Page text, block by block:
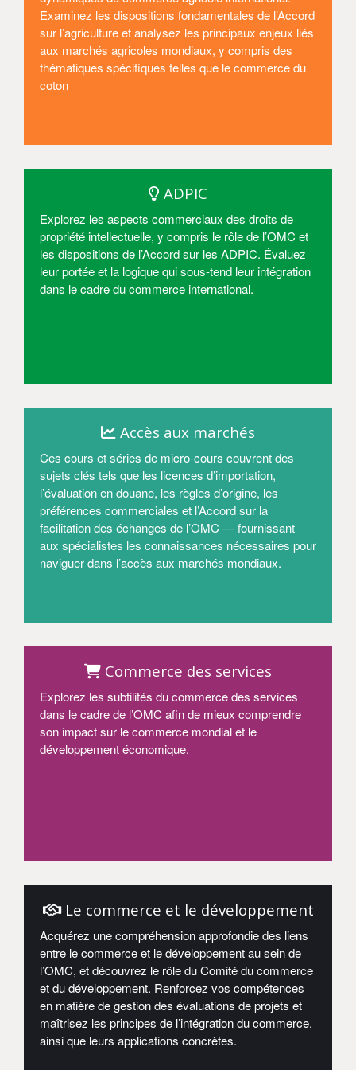
Examinez les dispositions fondamentales de l’Accord
sur l’agriculture et analysez les principaux enjeux liés
aux marchés agricoles mondiaux, y compris des
thématiques spécifiques telles que le commerce du
coton
ADPIC
Explorez les aspects commerciaux des droits de
propriété intellectuelle, y compris le rôle de l’OMC et
les dispositions de l’Accord sur les ADPIC. Évaluez
leur portée et la logique qui sous-tend leur intégration
dans le cadre du commerce international.
Accès aux marchés
Ces cours et séries de micro-cours couvrent des
sujets clés tels que les licences d’importation,
l’évaluation en douane, les règles d’origine, les
préférences commerciales et l’Accord sur la
facilitation des échanges de l’OMC — fournissant
aux spécialistes les connaissances nécessaires pour
naviguer dans l’accès aux marchés mondiaux.
Commerce des services
Explorez les subtilités du commerce des services
dans le cadre de l’OMC afin de mieux comprendre
son impact sur le commerce mondial et le
développement économique.
Le commerce et le développement
Acquérez une compréhension approfondie des liens
entre le commerce et le développement au sein de
l’OMC, et découvrez le rôle du Comité du commerce
et du développement. Renforcez vos compétences
en matière de gestion des évaluations de projets et
maîtrisez les principes de l’intégration du commerce,
ainsi que leurs applications concrètes.